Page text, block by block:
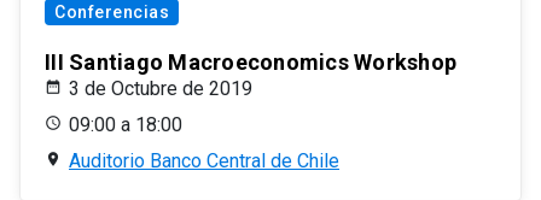
Conferencias
III Santiago Macroeconomics Workshop
3 de Octubre de 2019
09:00 a 18:00
Auditorio Banco Central de Chile